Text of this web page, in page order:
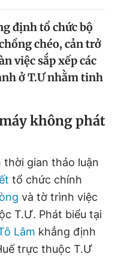
360
cần biết
hệ quảng cáo
định tổ chức bộ
chéo, cản trở
việc sắp xếp các
ở T.Ư nhằm tinh
không phát
thời gian thảo luận
tổ chức chính
và tờ trình việc
T.Ư. Phát biểu tại
Lâm khẳng định
trực thuộc T.Ư